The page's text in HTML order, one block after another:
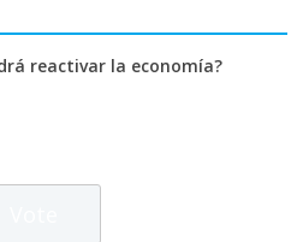
reactivar la economía?